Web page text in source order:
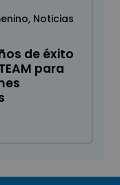
, Noticias
de éxito
para